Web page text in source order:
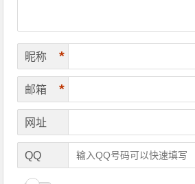
昵称 *
邮箱 *
网址
QQ